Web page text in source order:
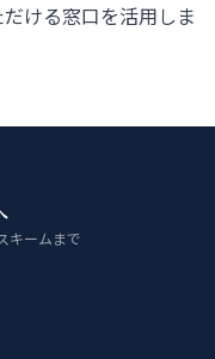
ける窓口を活用しま
キームまで